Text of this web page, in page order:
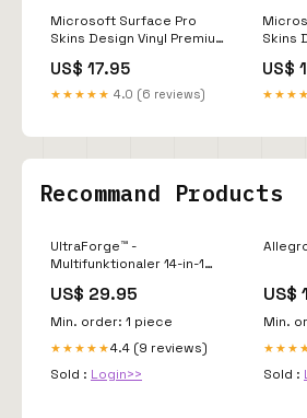
Microsoft Surface Pro
Skins Design Vinyl Premium
Pink Dragon neon
US$ 17.95
★★★★★ 4.0 (6 reviews)
Skins
Purple
US$
Recommand Products
UltraForge™ -
Multifunktionaler 14-in-1
Aufgabe review_damen
US$ 29.95
Min. order: 1 piece
★★★★★4.4 (9 reviews)
Sold : Login>>
US$
Min.
Sold :